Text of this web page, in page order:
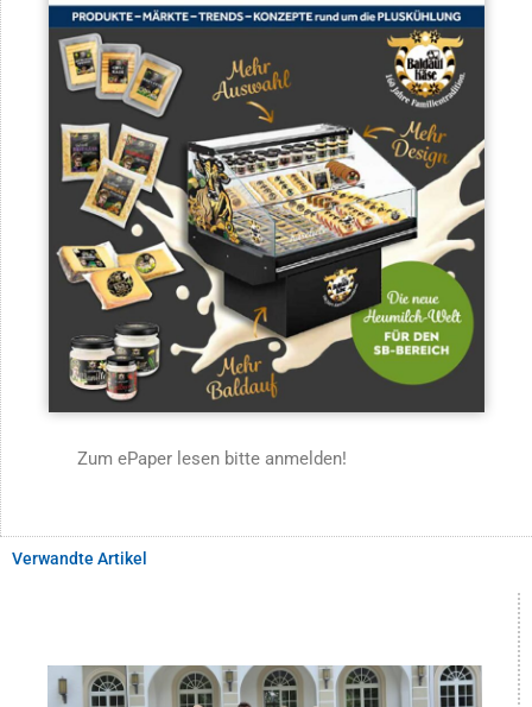
Zum ePaper lesen bitte anmelden!
Verwandte Artikel